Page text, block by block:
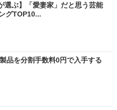
選ぶ】「愛妻家」だと思う芸能
グTOP10...
品を分割手数料0円で入手する